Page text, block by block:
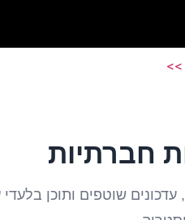
>>
חברתיות
שוטפים ותוכן בלעדי